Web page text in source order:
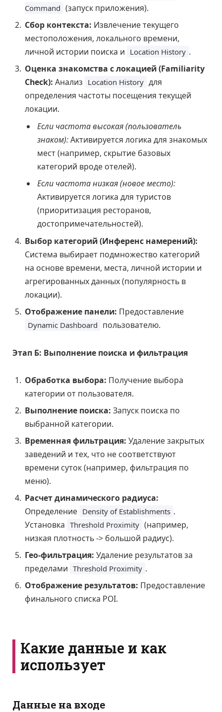
Command (запуск приложения).
Сбор контекста: Извлечение текущего
местоположения, локального времени,
личной истории поиска и Location History .
Оценка знакомства с локацией (Familiarity
Check): Анализ Location History для
определения частоты посещения текущей
локации.
Если частота высокая (пользователь
знаком):Активируется логика для знакомых
мест (например, скрытие базовых
категорий вроде отелей).
Если частота низкая (новое место):
Активируется логика для туристов
(приоритизация ресторанов,
достопримечательностей).
Выбор категорий (Инференс намерений):
Система выбирает подмножество категорий
на основе времени, места, личной истории и
агрегированных данных (популярность в
локации).
Отображение панели: Предоставление
Dynamic Dashboard пользователю.
Этап Б: Выполнение поиска и фильтрация
Обработка выбора: Получение выбора
категории от пользователя.
Выполнение поиска: Запуск поиска по
выбранной категории.
Временная фильтрация: Удаление закрытых
заведений и тех, что не соответствуют
времени суток (например, фильтрация по
меню).
Расчет динамического радиуса:
Определение Density of Establishments .
Установка Threshold Proximity (например,
низкая плотность -> большой радиус).
Гео-фильтрация: Удаление результатов за
пределами Threshold Proximity .
Отображение результатов: Предоставление
финального списка POI.
Какие данные и как
использует
Данные на входе